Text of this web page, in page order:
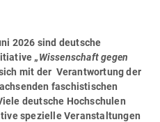
2026 sind deutsche
„Wissenschaft gegen
mit der Verantwortung der
faschistischen
deutsche Hochschulen
spezielle Veranstaltungen